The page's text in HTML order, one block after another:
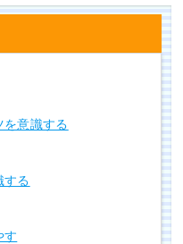
を意識する
する
す